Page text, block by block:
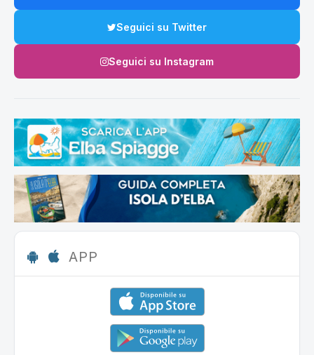
Seguici su Twitter
Seguici su Instagram
APP